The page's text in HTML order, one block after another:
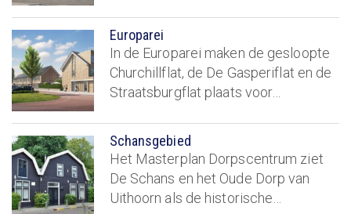
Europarei
In de Europarei maken de gesloopte
Churchillflat, de De Gasperiflat en de
Straatsburgflat plaats voor…
Schansgebied
Het Masterplan Dorpscentrum ziet
De Schans en het Oude Dorp van
Uithoorn als de historische…